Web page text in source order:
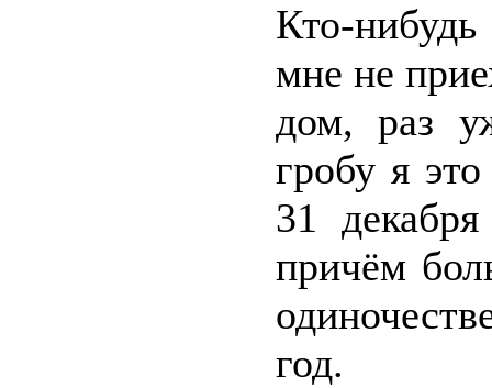
Кто-
мне не
дом, раз
гробу я
31
причём
год.